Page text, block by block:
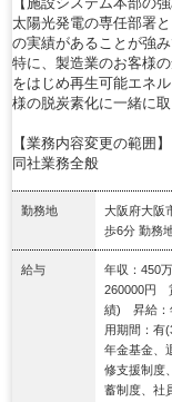
太陽光発電の専任部署
の実績があることが強み
特に、製造業のお客様
をはじめ再生可能エネ
様の脱炭素化に一緒に取
【業務内容変更の範囲】
同社業務全般
勤務地
大阪府大阪
歩6分 勤務
給与
年収：450
260000円
績) 昇給：
用期間：有
年金基金、
修支援制度
蓄制度、社